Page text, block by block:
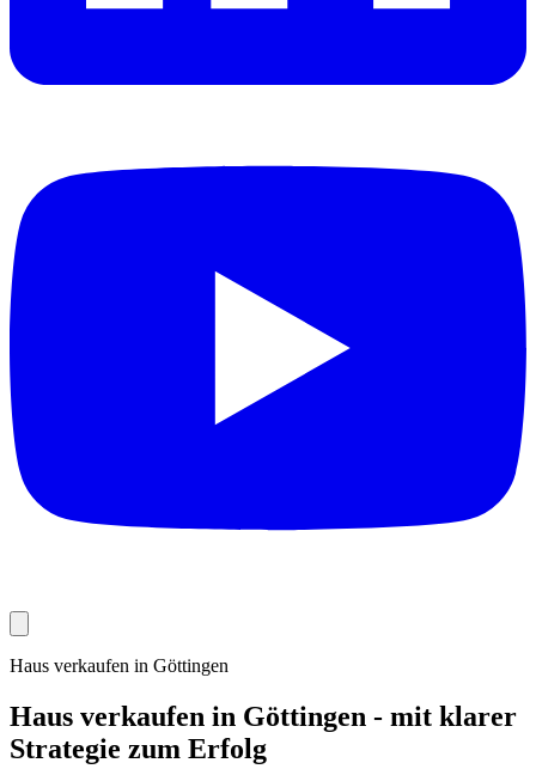
Haus verkaufen in Göttingen
Haus verkaufen in Göttingen - mit klarer
Strategie zum Erfolg